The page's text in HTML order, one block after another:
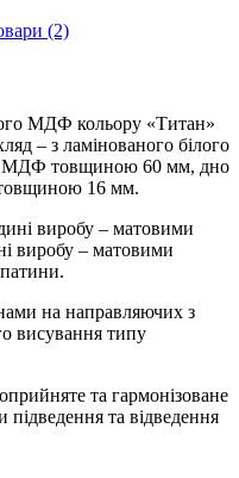
(2)
МДФ кольору «Титан»
– з ламінованого білого
товщиною 60 мм, дно
16 мм.
виробу – матовими
виробу – матовими
на направляючих з
висування типу
та гармонізоване
підведення та відведення